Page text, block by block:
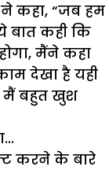
कहा, “जब हम
बात कही कि
मैंने कहा
देखा है यही
मैं बहुत खुश
करने के बारे